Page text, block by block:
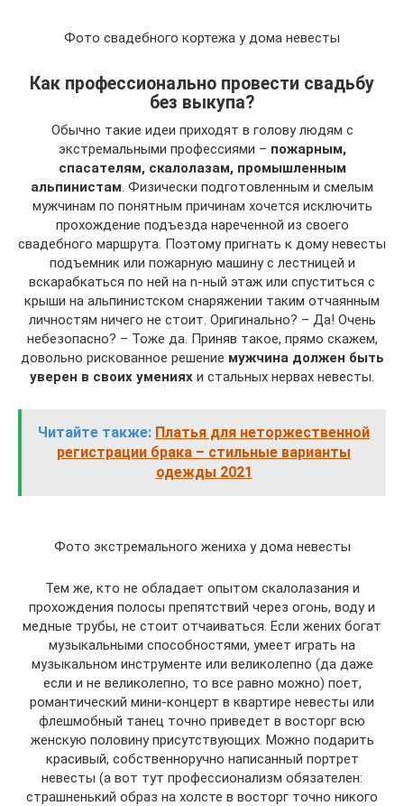
Фото свадебного кортежа у дома невесты
Как профессионально провести свадьбу
без выкупа?
Обычно такие идеи приходят в голову людям с
экстремальными профессиями – пожарным,
спасателям, скалолазам, промышленным
альпинистам. Физически подготовленным и смелым
мужчинам по понятным причинам хочется исключить
прохождение подъезда нареченной из своего
свадебного маршрута. Поэтому пригнать к дому невесты
подъемник или пожарную машину с лестницей и
вскарабкаться по ней на n-ный этаж или спуститься с
крыши на альпинистском снаряжении таким отчаянным
личностям ничего не стоит. Оригинально? – Да! Очень
небезопасно? – Тоже да. Приняв такое, прямо скажем,
довольно рискованное решение мужчина должен быть
уверен в своих умениях и стальных нервах невесты.
Читайте также: Платья для неторжественной
регистрации брака – стильные варианты
одежды 2021
Фото экстремального жениха у дома невесты
Тем же, кто не обладает опытом скалолазания и
прохождения полосы препятствий через огонь, воду и
медные трубы, не стоит отчаиваться. Если жених богат
музыкальными способностями, умеет играть на
музыкальном инструменте или великолепно (да даже
если и не великолепно, то все равно можно) поет,
романтический мини-концерт в квартире невесты или
флешмобный танец точно приведет в восторг всю
женскую половину присутствующих. Можно подарить
красивый, собственноручно написанный портрет
невесты (а вот тут профессионализм обязателен:
страшненький образ на холсте в восторг точно никого